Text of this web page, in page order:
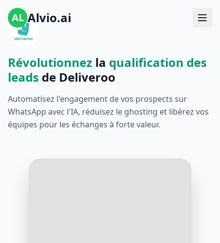
AL Alvio.ai
Révolutionnez la qualification des
leads de Deliveroo
Automatisez l'engagement de vos prospects sur
WhatsApp avec l'IA, réduisez le ghosting et libérez vos
équipes pour les échanges à forte valeur.